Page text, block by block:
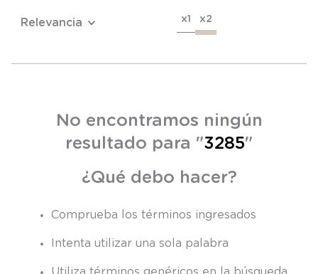
Relevancia x1 x2
No encontramos ningún
resultado para "3285"
¿Qué debo hacer?
Comprueba los términos ingresados
Intenta utilizar una sola palabra
zapatillas niño